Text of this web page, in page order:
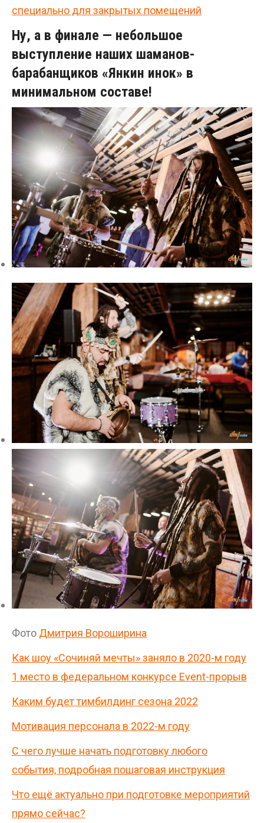
специально для закрытых помещений
Ну, а в финале — небольшое
выступление наших шаманов-
барабанщиков «Янкин инок» в
минимальном составе!
Фото Дмитрия Вороширина
Как шоу «Сочиняй мечты» заняло в 2020-м году
1 место в федеральном конкурсе Event-прорыв
Каким будет тимбилдинг сезона 2022
Мотивация персонала в 2022-м году
С чего лучше начать подготовку любого
события, подробная пошаговая инструкция
Что ещё актуально при подготовке мероприятий
прямо сейчас?